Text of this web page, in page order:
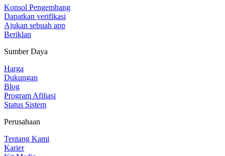
Konsol Pengembang
Dapatkan verifikasi
Ajukan sebuah app
Beriklan
Sumber Daya
Harga
Dukungan
Blog
Program Afiliasi
Status Sistem
Perusahaan
Tentang Kami
Karier